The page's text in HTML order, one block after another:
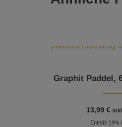
Graphit Paddel,
13,99€
Enthält 19%